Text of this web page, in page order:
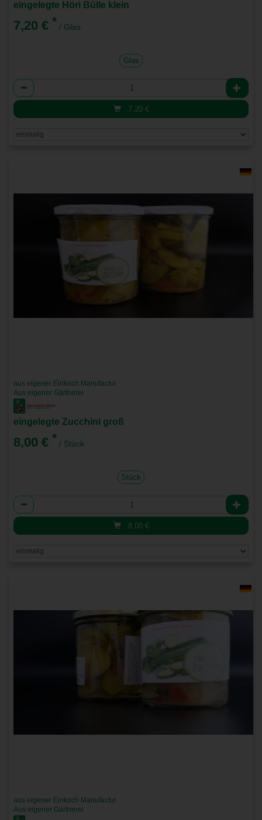
eingelegte Höri Bülle klein
7,20 € * / Glas
Glas
Anzahl
7,20 €
aus eigener Einkoch Manufactur
Aus eigener Gärtnerei
eingelegte Zucchini groß
8,00 € * / Stück
Stück
Anzahl
8,00 €
aus eigener Einkoch Manufactur
Aus eigener Gärtnerei